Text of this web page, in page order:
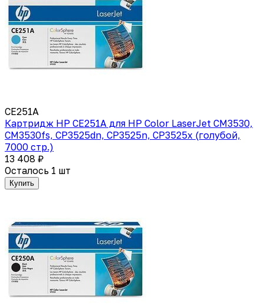
CE251A
Картридж HP CE251A для HP Color LaserJet CM3530,
CM3530fs, CP3525dn, CP3525n, CP3525x (голубой,
7000 стр.)
13 408 ₽
Осталось 1 шт
Купить